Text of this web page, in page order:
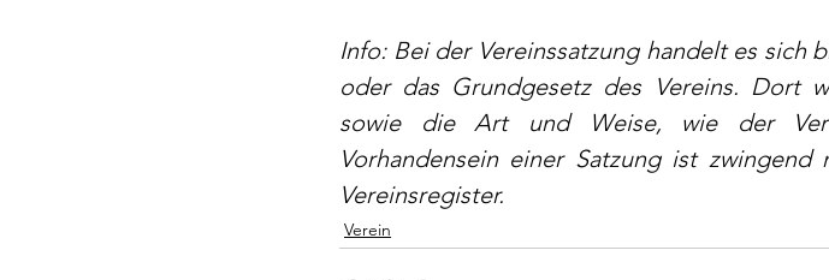
Info: Bei der Vereinssatzung handelt es sich
oder das Grundgesetz des Vereins. Dort
sowie die Art und Weise, wie der
Vorhandensein einer Satzung ist
Vereinsregister.
Verein